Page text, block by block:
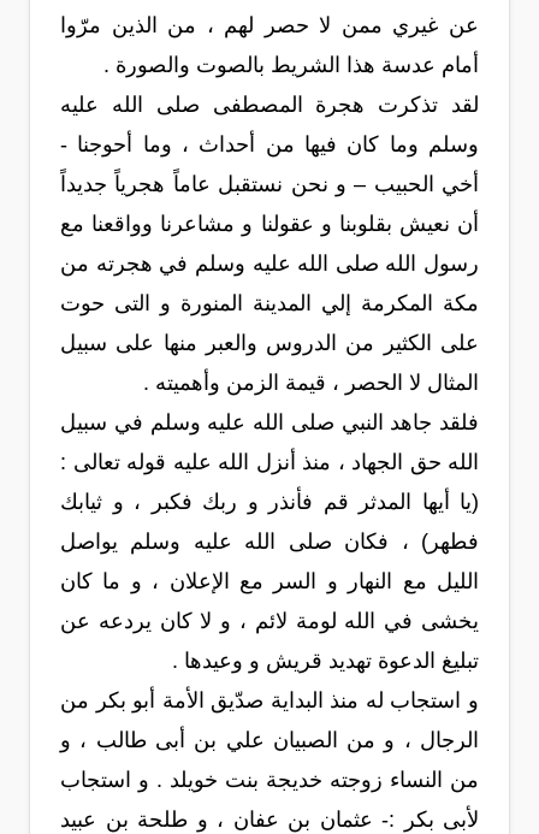
عن غيري ممن لا حصر لهم ، من الذين مرّوا
أمام عدسة هذا الشريط بالصوت والصورة .
لقد تذكرت هجرة المصطفى صلى الله عليه
وسلم وما كان فيها من أحداث ، وما أحوجنا -
أخي الحبيب – و نحن نستقبل عاماً هجرياً جديداً
أن نعيش بقلوبنا و عقولنا و مشاعرنا وواقعنا مع
رسول الله صلى الله عليه وسلم في هجرته من
مكة المكرمة إلي المدينة المنورة و التى حوت
على الكثير من الدروس والعبر منها على سبيل
المثال لا الحصر ، قيمة الزمن وأهميته .
فلقد جاهد النبي صلى الله عليه وسلم في سبيل
الله حق الجهاد ، منذ أنزل الله عليه قوله تعالى :
(يا أيها المدثر قم فأنذر و ربك فكبر ، و ثيابك
فطهر) ، فكان صلى الله عليه وسلم يواصل
الليل مع النهار و السر مع الإعلان ، و ما كان
يخشى في الله لومة لائم ، و لا كان يردعه عن
تبليغ الدعوة تهديد قريش و وعيدها .
و استجاب له منذ البداية صدّيق الأمة أبو بكر من
الرجال ، و من الصبيان علي بن أبى طالب ، و
من النساء زوجته خديجة بنت خويلد . و استجاب
لأبى بكر :- عثمان بن عفان ، و طلحة بن عبيد